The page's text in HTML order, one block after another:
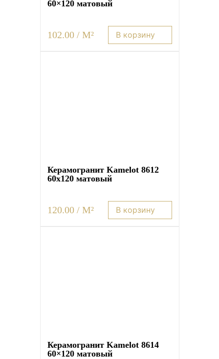
60×120 матовый
102.00 / M² В корзину
Керамогранит Kamelot 8612
60х120 матовый
120.00 / M² В корзину
Керамогранит Kamelot 8614
60×120 матовый